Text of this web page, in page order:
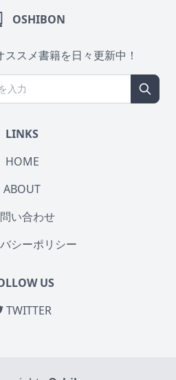
OSHIBON
スメ書籍を日々更新中！
LINKS
HOME
ABOUT
い合わせ
シーポリシー
US
TWITTER